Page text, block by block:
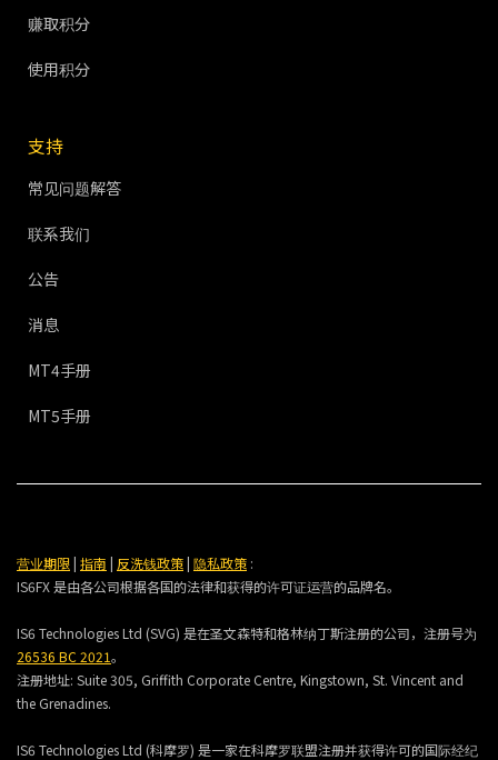
赚取积分
使用积分
支持
常见问题解答
联系我们
公告
消息
MT4手册
MT5手册
营业期限| 指南 | 反洗钱政策| 隐私政策 :
IS6FX 是由各公司根据各国的法律和获得的许可证运营的品牌名。
IS6 Technologies Ltd (SVG) 是在圣文森特和格林纳丁斯注册的公司，注册号为
26536 BC 2021。
注册地址: Suite 305, Griffith Corporate Centre, Kingstown, St. Vincent and
the Grenadines.
IS6 Technologies Ltd (科摩罗) 是一家在科摩罗联盟注册并获得许可的国际经纪